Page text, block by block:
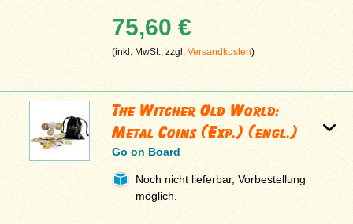
75,60 €
(inkl. MwSt., zzgl.Versandkosten)
The Witcher Old World:
Metal Coins (Exp.) (engl.)
Go on Board
Noch nicht lieferbar, Vorbestellung
möglich.